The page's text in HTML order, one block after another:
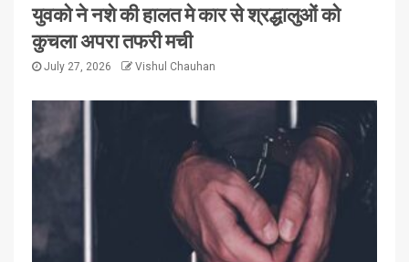
युवको ने नशे की हालत मे कार से श्रद्धालुओं को
कुचला अपरा तफरी मची
July 27, 2026 Vishul Chauhan